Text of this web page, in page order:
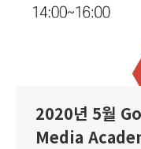
2020년 5월
Media